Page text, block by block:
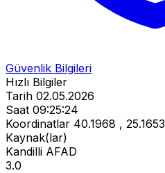
Güvenlik Bilgileri
Hızlı Bilgiler
Tarih 02.05.2026
Saat 09:25:24
Koordinatlar 40.1968 , 25.1653
Kaynak(lar)
Kandilli AFAD
3.0